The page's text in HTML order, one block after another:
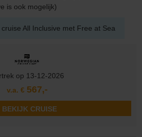
is ook mogelijk)
All Inclusive met Free at Sea
op 13-12-2026
v.a. € 567,-
BEKIJK CRUISE